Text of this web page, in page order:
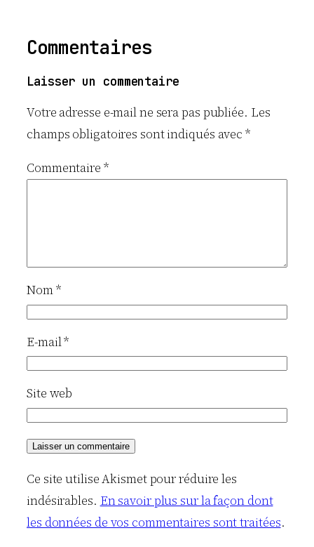
Commentaires
Laisser un commentaire
Votre adresse e-mail ne sera pas publiée. Les
champs obligatoires sont indiqués avec*
Commentaire *
Nom*
E-mail*
Site web
Ce site utilise Akismet pour réduire les
indésirables. En savoir plus sur la façon dont
les données de vos commentaires sont traitées.